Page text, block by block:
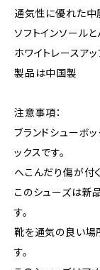
通気性に優れた中
ソフトインソール
ホワイトレースア
製品は中国製
注意事項：
ブランドシューボ
ックスです。
へこんだり傷が付
このシューズは新
す。
靴を通気の良い場
す。